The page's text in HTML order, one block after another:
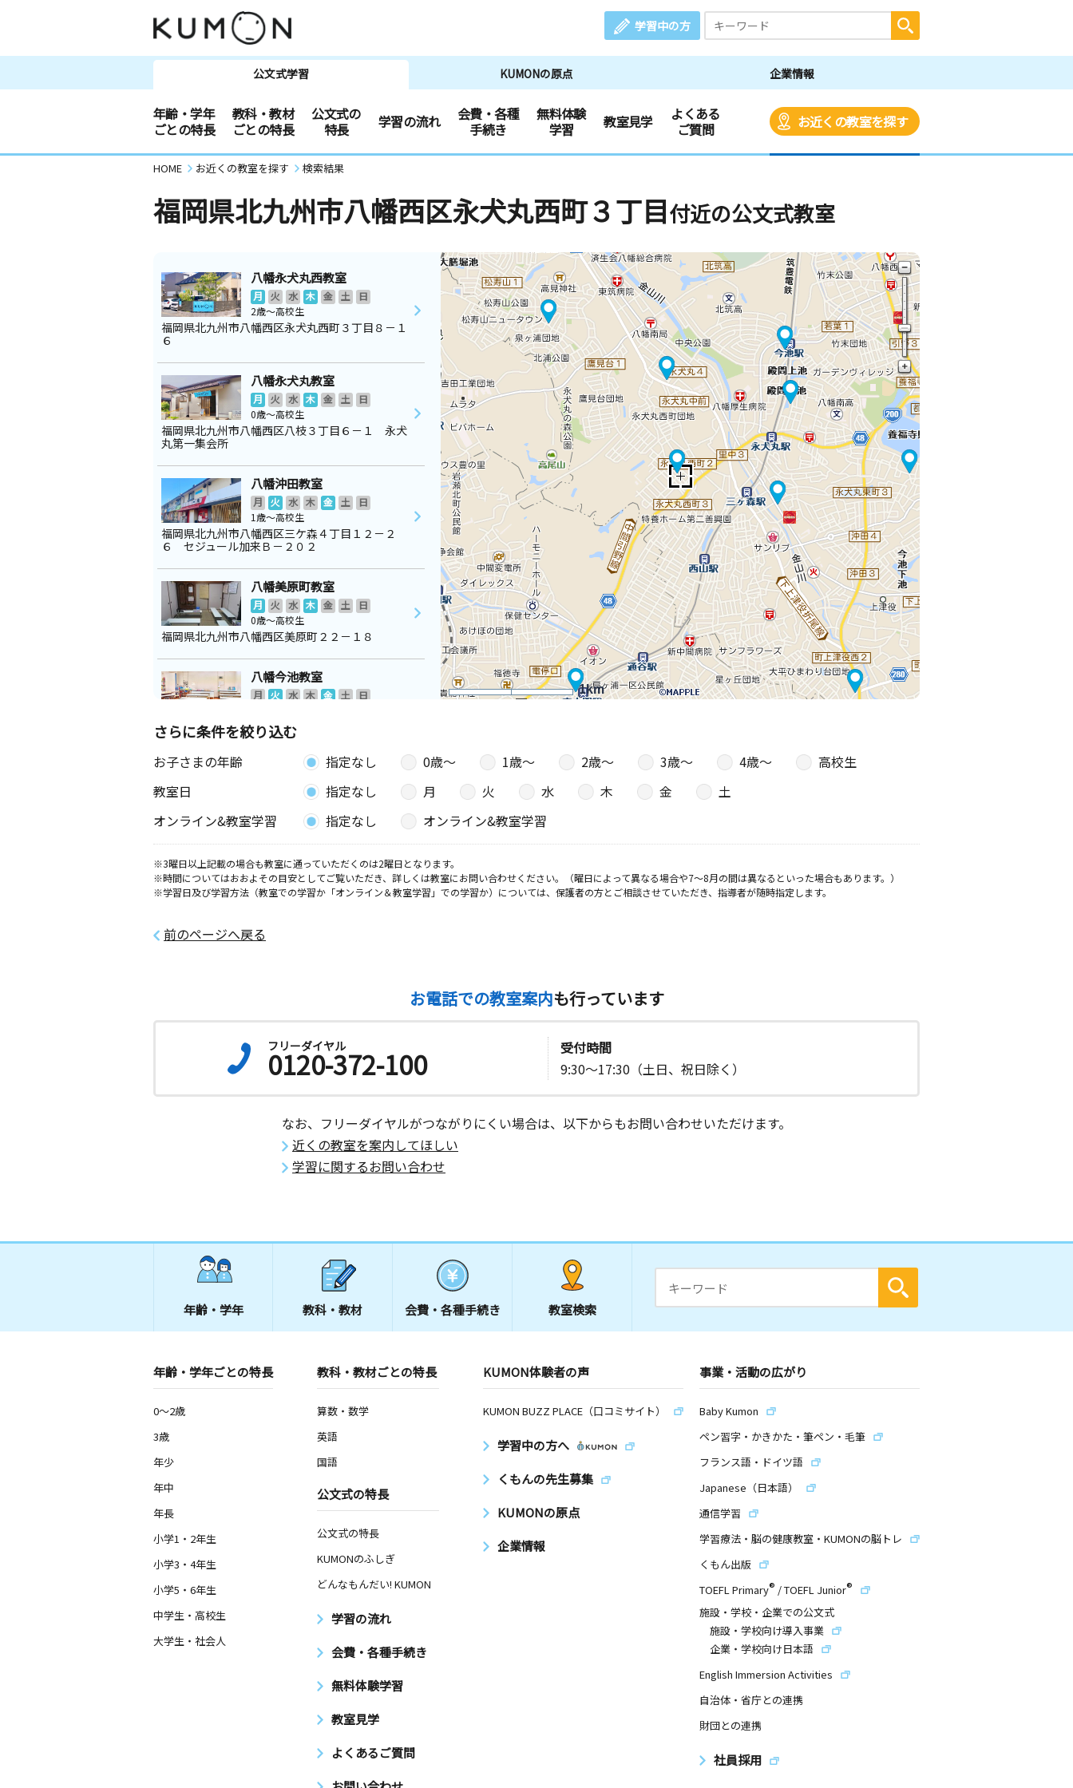
学習中の方
公文式学習 KUMONの原点 企業情報
年齢・学年
ごとの特長
教科・教材
ごとの特長
公文式の
特長
学習の流れ
会費・各種
手続き
無料体験
学習
教室見学
よくある
ご質問
お近くの教室を探す
HOME お近くの教室を探す 検索結果
福岡県北九州市八幡西区永犬丸西町３丁目付近の公文式教室
1km
八幡永犬丸西教室
月 火 水 木 金 土
日
2歳～高校生
福岡県北九州市八幡西区永犬丸西町３丁目８－１
６
八幡永犬丸教室
月 火 水 木 金 土
日
0歳～高校生
福岡県北九州市八幡西区八枝３丁目６－１ 永犬
丸第一集会所
八幡沖田教室
月 火 水 木 金 土
日
1歳～高校生
福岡県北九州市八幡西区三ケ森４丁目１２－２
６ セジュール加来Ｂ－２０２
八幡美原町教室
月 火 水 木 金 土
日
0歳～高校生
福岡県北九州市八幡西区美原町２２－１８
八幡今池教室
月 火 水 木 金 土
日
福岡県北九州市八幡西区里中２丁目１７－１３
ピボットコート今池
木 金 土 日
3歳～高校生
福岡県北九州市八幡西区泉ケ浦３丁目４－１９
東中間駅前教室
月 火 水 木 金 土
日
つどいの家
下上津役教室
2歳～高校生
さらに条件を絞り込む
お子さまの年齢 指定なし 0歳〜 1歳〜 2歳〜 3歳〜 4歳〜
高校生
教室日
指定なし 月 火 水 木 金
土
オンライン&教室学習
指定なし オンライン&教室学習
※3曜日以上記載の場合も教室に通っていただくのは2曜日となります。
※時間についてはおおよその目安としてご覧いただき、詳しくは教室にお問い合わせください。（曜日によって異なる場合や7～8月の間は異なるといった場合もあります。）
※学習日及び学習方法（教室での学習か「オンライン＆教室学習」での学習か）については、保護者の方とご相談させていただき、指導者が随時指定します。
前のページへ戻る
お電話での教室案内も行っています
フリーダイヤル
0120-372-100
受付時間
9:30～17:30（土日、祝日除く）
なお、フリーダイヤルがつながりにくい場合は、以下からもお問い合わせいただけます。
近くの教室を案内してほしい
学習に関するお問い合わせ
年齢・学年 教科・教材 会費・ 各種手続き 教室検索
年齢・学年ごとの特長
0～2歳
3歳
年少
年中
年長
小学1・2年生
小学3・4年生
小学5・6年生
中学生・高校生
大学生・社会人
教科・教材ごとの特長
算数・数学
英語
国語
公文式の特長
公文式の特長
KUMONのふしぎ
どんなもんだい! KUMON
学習の流れ
会費・各種手続き
無料体験学習
教室見学
よくあるご質問
KUMON体験者の声
KUMON BUZZ PLACE（口コミサイト）
学習中の方へ
くもんの先生募集
KUMONの原点
企業情報
事業・活動の広がり
Baby Kumon
ペン習字・かきかた・筆ペン・毛筆
フランス語・ドイツ語
Japanese（日本語）
通信学習
学習療法・脳の健康教室・KUMONの脳トレ
くもん出版
TOEFL Primary® /TOEFL Junior®
施設・学校・企業での公文式
施設・学校向け導入事業
企業・学校向け日本語
English Immersion Activities
自治体・省庁との連携
財団との連携
社員採用